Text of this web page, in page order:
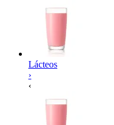
Lácteos
›
‹